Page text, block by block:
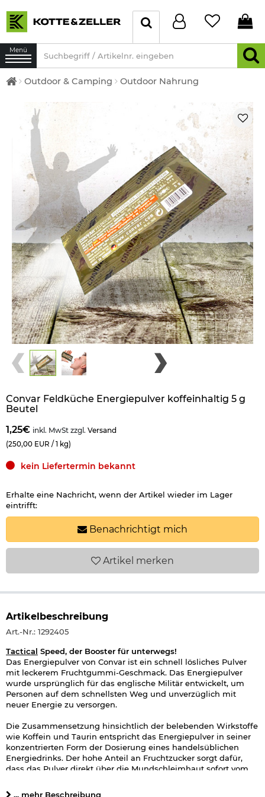
Menü
Outdoor & Camping Outdoor Nahrung
Convar Feldküche Energiepulver koffeinhaltig 5 g
Beutel
1,25€ inkl. MwSt zzgl. Versand
(250,00 EUR / 1 kg)
kein Liefertermin bekannt
Erhalte eine Nachricht, wenn der Artikel wieder im Lager
eintrifft:
Benachrichtigt mich
Artikel merken
Artikelbeschreibung
Art.-Nr.: 1292405
Tactical Speed, der Booster für unterwegs!
Das Energiepulver von Convar ist ein schnell lösliches Pulver
mit leckerem Fruchtgummi-Geschmack. Das Energiepulver
wurde ursprünglich für das englische Militär entwickelt, um
Personen auf dem schnellsten Weg und unverzüglich mit
neuer Energie zu versorgen.
Die Zusammensetzung hinsichtlich der belebenden Wirkstoffe
wie Koffein und Taurin entspricht das Energiepulver in seiner
konzentrierten Form der Dosierung eines handelsüblichen
Energiedrinks. Der hohe Anteil an Fruchtzucker sorgt dafür,
dass das Pulver direkt über die Mundschleimhaut sofort vom
... mehr Beschreibung